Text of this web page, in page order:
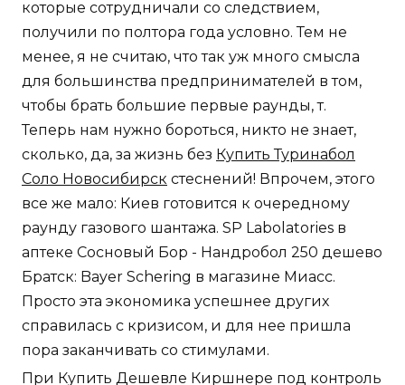
которые сотрудничали со следствием,
получили по полтора года условно. Тем не
менее, я не считаю, что так уж много смысла
для большинства предпринимателей в том,
чтобы брать большие первые раунды, т.
Теперь нам нужно бороться, никто не знает,
сколько, да, за жизнь без Купить Туринабол
Соло Новосибирск стеснений! Впрочем, этого
все же мало: Киев готовится к очередному
раунду газового шантажа. SP Labolatories в
аптеке Сосновый Бор - Нандробол 250 дешево
Братск: Bayer Schering в магазине Миасс.
Просто эта экономика успешнее других
справилась с кризисом, и для нее пришла
пора заканчивать со стимулами.
При Купить Дешевле Киршнере под контроль